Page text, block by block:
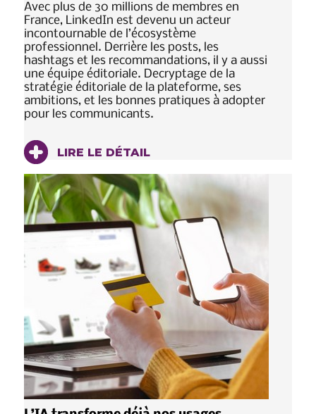
Avec plus de 30 millions de membres en
France, LinkedIn est devenu un acteur
incontournable de l’écosystème
professionnel. Derrière les posts, les
hashtags et les recommandations, il y a aussi
une équipe éditoriale. Decryptage de la
stratégie éditoriale de la plateforme, ses
ambitions, et les bonnes pratiques à adopter
pour les communicants.
LIRE LE DÉTAIL